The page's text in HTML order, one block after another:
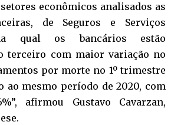
econômicos analisados as
de Seguros e Serviços
na qual os bancários estão
terceiro com maior variação no
por morte no 1º trimestre
ao mesmo período de 2020, com
afirmou Gustavo Cavarzan,